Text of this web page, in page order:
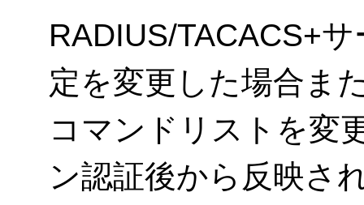
RADIUS/TACACS+
定を変更した場合ま
コマンドリストを変
ン認証後から反映さ